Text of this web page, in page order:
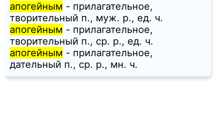
апогейным - прилагательное,
творительный п., муж. p., ед. ч.
апогейным - прилагательное,
творительный п., ср. p., ед. ч.
апогейным - прилагательное,
дательный п., ср. p., мн. ч.